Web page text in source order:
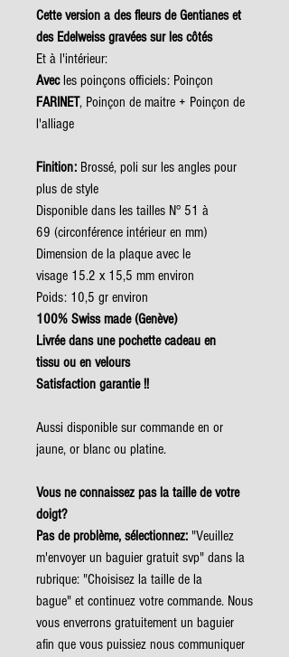
Cette version a des fleurs de Gentianes et
des Edelweiss gravées sur les côtés
Et à l'intérieur:
Avecles poinçons officiels: Poinçon
FARINET, Poinçon de maitre + Poinçon de
l'alliage
Finition: Brossé, poli sur les angles pour
plus de style
Disponible dans les tailles N° 51 à
69 (circonférence intérieur en mm)
Dimension de la plaque avec le
visage 15.2 x 15,5 mm environ
Poids: 10,5 gr environ
100% Swiss made (Genève)
Livrée dans une pochette cadeau en
tissu ou en velours
Satisfaction garantie !!
Aussi disponible sur commande en or
jaune, or blanc ou platine.
Vous ne connaissez pas la taille de votre
doigt?
Pas de problème, sélectionnez: "Veuillez
m'envoyer un baguier gratuit svp" dans la
rubrique: "Choisisez la taille de la
bague" et continuez votre commande. Nous
vous enverrons gratuitement un baguier
afin que vous puissiez nous communiquer